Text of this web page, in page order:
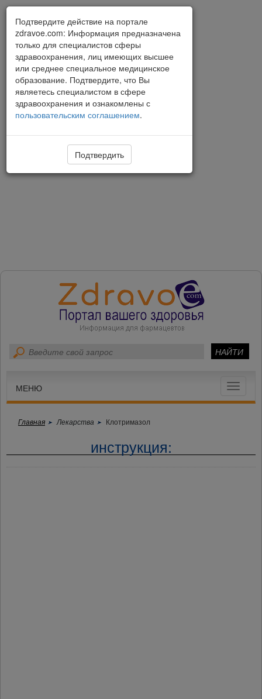
Toggle
МЕНЮ
Главная Лекарства Клотримазол
инструкция:
Подтвердите действие на портале
zdravoe.com: Информация предназначена
только для специалистов сферы
здравоохранения, лиц имеющих высшее
или среднее специальное медицинское
образование. Подтвердите, что Вы
являетесь специалистом в сфере
здравоохранения и ознакомлены с
пользовательским соглашением.
Подтвердить